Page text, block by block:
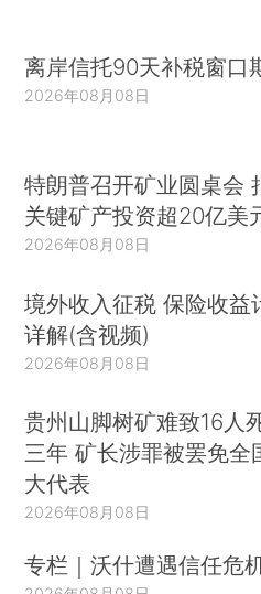
离岸信托90天补税窗口
2026年08月08日
特朗普召开矿业圆桌会
关键矿产投资超20亿美
2026年08月08日
境外收入征税 保险收益
详解(含视频)
2026年08月08日
贵州山脚树矿难致16人
三年 矿长涉罪被罢免全
大代表
2026年08月08日
专栏｜沃什遭遇信任危